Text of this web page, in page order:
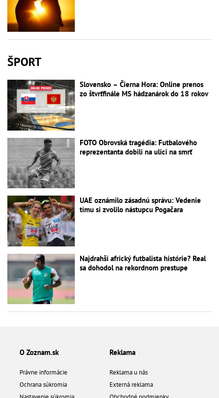
ŠPORT
Slovensko – Čierna Hora: Online prenos
zo štvrťfinále MS hádzanárok do 18 rokov
FOTO Obrovská tragédia: Futbalového
reprezentanta dobili na ulici na smrť
UAE oznámilo zásadnú správu: Vedenie
tímu si zvolilo nástupcu Pogačara
Najdrahší africký futbalista histórie? Real
sa dohodol na rekordnom prestupe
O Zoznam.sk
Právne informácie
Ochrana súkromia
Reklama
Reklama u nás
Externá reklama